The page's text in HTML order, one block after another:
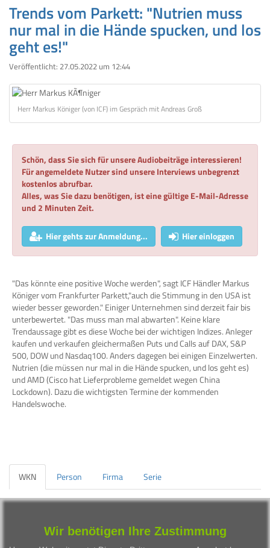
Trends vom Parkett: "Nutrien muss
nur mal in die Hände spucken, und los
geht es!"
Veröffentlicht: 27.05.2022 um 12:44
Herr Markus Königer (von ICF) im Gespräch mit Andreas Groß
Schön, dass Sie sich für unsere Audiobeiträge interessieren!
Für angemeldete Nutzer sind unsere Interviews unbegrenzt
kostenlos abrufbar.
Alles, was Sie dazu benötigen, ist eine gültige E-Mail-Adresse
und 2 Minuten Zeit.
Hier gehts zur Anmeldung... Hier einloggen
"Das könnte eine positive Woche werden", sagt ICF Händler Markus
Königer vom Frankfurter Parkett,"auch die Stimmung in den USA ist
wieder besser geworden." Einiger Unternehmen sind derzeit fair bis
unterbewertet. "Das muss man mal abwarten". Keine klare
Trendaussage gibt es diese Woche bei der wichtigen Indizes. Anleger
kaufen und verkaufen gleichermaßen Puts und Calls auf DAX, S&P
500, DOW und Nasdaq100. Anders dagegen bei einigen Einzelwerten.
Nutrien (die müssen nur mal in die Hände spucken, und los geht es)
und AMD (Cisco hat Lieferprobleme gemeldet wegen China
Lockdown). Dazu die wichtigsten Termine der kommenden
Handelswoche.
WKN Person Firma Serie
Bezeichnung
ISIN
Wir benötigen Ihre Zustimmung